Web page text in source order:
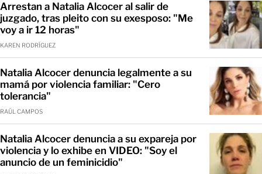
Arrestan a Natalia Alcocer al salir de
juzgado, tras pleito con su exesposo: "Me
voy a ir 12 horas"
KAREN RODRÍGUEZ
Natalia Alcocer denuncia legalmente a su
mamá por violencia familiar: "Cero
tolerancia"
RAÚL CAMPOS
Natalia Alcocer denuncia a su expareja por
violencia y lo exhibe en VIDEO: "Soy el
anuncio de un feminicidio"